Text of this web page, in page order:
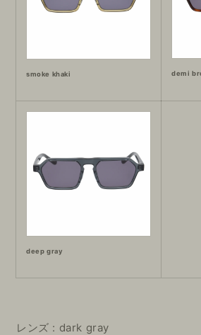
smoke khaki demi
deep gray
レンズ : dark gray